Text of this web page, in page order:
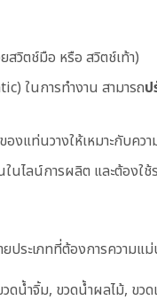
สวิตช์มือ หรือ สวิตช์เท้า)
ในการทำงาน สามารถป
งแท่นวางให้เหมาะกับคว
ในไลน์การผลิต และต้องใ
ประเภทที่ต้องการความแ
ดน้ำจิ้ม, ขวดน้ำผลไม้, ขว